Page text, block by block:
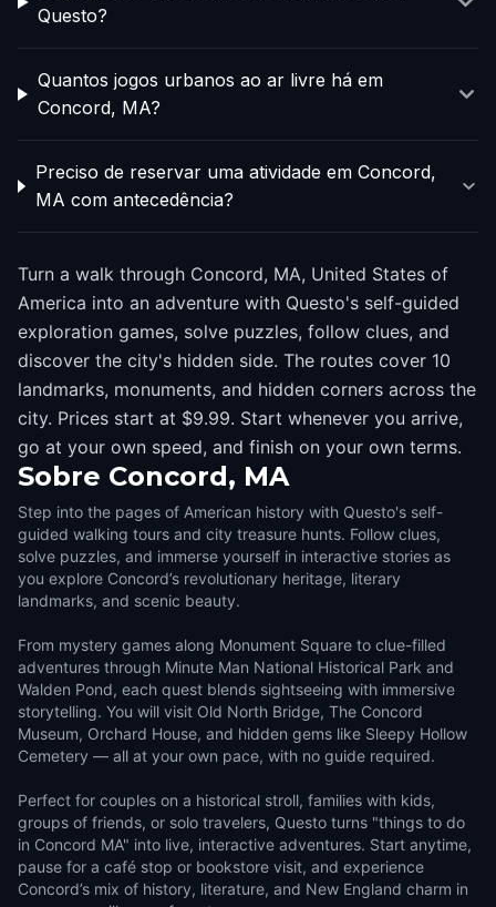
Questo?
Quantos jogos urbanos ao ar livre há em
Concord, MA?
Preciso de reservar uma atividade em Concord,
MA com antecedência?
Turn a walk through Concord, MA, United States of
America into an adventure with Questo's self-guided
exploration games, solve puzzles, follow clues, and
discover the city's hidden side. The routes cover 10
landmarks, monuments, and hidden corners across the
city. Prices start at $9.99. Start whenever you arrive,
go at your own speed, and finish on your own terms.
Sobre Concord, MA
Step into the pages of American history with Questo's self-
guided walking tours and city treasure hunts. Follow clues,
solve puzzles, and immerse yourself in interactive stories as
you explore Concord’s revolutionary heritage, literary
landmarks, and scenic beauty.
From mystery games along Monument Square to clue-filled
adventures through Minute Man National Historical Park and
Walden Pond, each quest blends sightseeing with immersive
storytelling. You will visit Old North Bridge, The Concord
Museum, Orchard House, and hidden gems like Sleepy Hollow
Cemetery — all at your own pace, with no guide required.
Perfect for couples on a historical stroll, families with kids,
groups of friends, or solo travelers, Questo turns "things to do
in Concord MA" into live, interactive adventures. Start anytime,
pause for a café stop or bookstore visit, and experience
Concord’s mix of history, literature, and New England charm in